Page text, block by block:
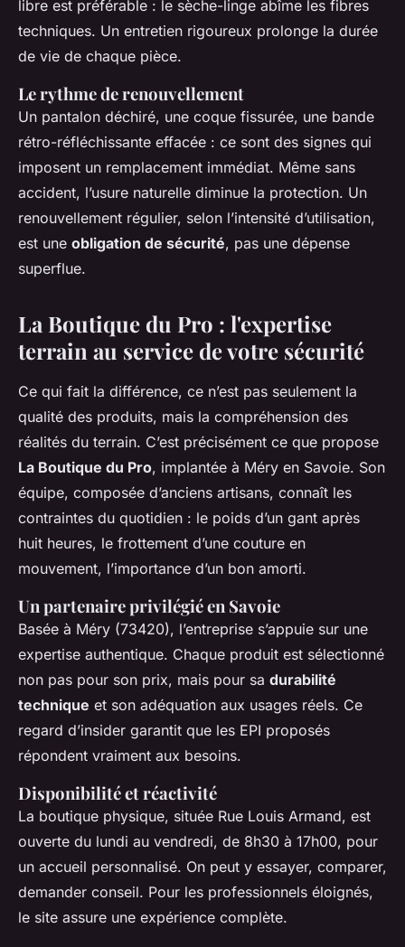
libre est préférable : le sèche-linge abîme les fibres
techniques. Un entretien rigoureux prolonge la durée
de vie de chaque pièce.
Le rythme de renouvellement
Un pantalon déchiré, une coque fissurée, une bande
rétro-réfléchissante effacée : ce sont des signes qui
imposent un remplacement immédiat. Même sans
accident, l’usure naturelle diminue la protection. Un
renouvellement régulier, selon l’intensité d’utilisation,
est une obligation de sécurité, pas une dépense
superflue.
La Boutique du Pro : l'expertise
terrain au service de votre sécurité
Ce qui fait la différence, ce n’est pas seulement la
qualité des produits, mais la compréhension des
réalités du terrain. C’est précisément ce que propose
La Boutique du Pro, implantée à Méry en Savoie. Son
équipe, composée d’anciens artisans, connaît les
contraintes du quotidien : le poids d’un gant après
huit heures, le frottement d’une couture en
mouvement, l’importance d’un bon amorti.
Un partenaire privilégié en Savoie
Basée à Méry (73420), l’entreprise s’appuie sur une
expertise authentique. Chaque produit est sélectionné
non pas pour son prix, mais pour sa durabilité
technique et son adéquation aux usages réels. Ce
regard d’insider garantit que les EPI proposés
répondent vraiment aux besoins.
Disponibilité et réactivité
La boutique physique, située Rue Louis Armand, est
ouverte du lundi au vendredi, de 8h30 à 17h00, pour
un accueil personnalisé. On peut y essayer, comparer,
demander conseil. Pour les professionnels éloignés,
le site assure une expérience complète.